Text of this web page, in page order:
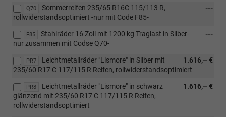
Q70 ---
Sommerreifen 235/65 R16C 115/113 R,
rollwiderstandsoptimiert -nur mit Code F85-
F85 ---
Stahlräder 16 Zoll mit 1200 kg Traglast in Silber-
nur zusammen mit Codse Q70-
PR7 1.616,– €
Leichtmetallräder "Lismore" in Silber mit
235/60 R17 C 117/115 R Reifen, rollwiderstandsoptimiert
PR8 1.616,– €
Leichtmetallräder "Lismore" in schwarz
glänzend mit 235/60 R17 C 117/115 R Reifen,
rollwiderstandsoptimiert